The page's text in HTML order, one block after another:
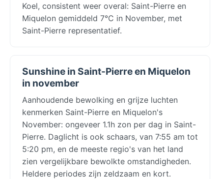
Koel, consistent weer overal: Saint-Pierre en
Miquelon gemiddeld 7°C in November, met
Saint-Pierre representatief.
Sunshine in Saint-Pierre en Miquelon
in november
Aanhoudende bewolking en grijze luchten
kenmerken Saint-Pierre en Miquelon's
November: ongeveer 1.1h zon per dag in Saint-
Pierre. Daglicht is ook schaars, van 7:55 am tot
5:20 pm, en de meeste regio's van het land
zien vergelijkbare bewolkte omstandigheden.
Heldere periodes zijn zeldzaam en kort.